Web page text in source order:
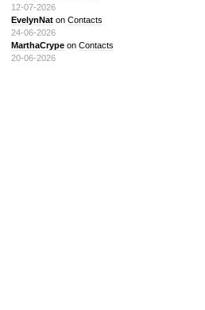
12-07-2026
EvelynNaton Contacts
24-06-2026
MarthaCrypeon Contacts
20-06-2026